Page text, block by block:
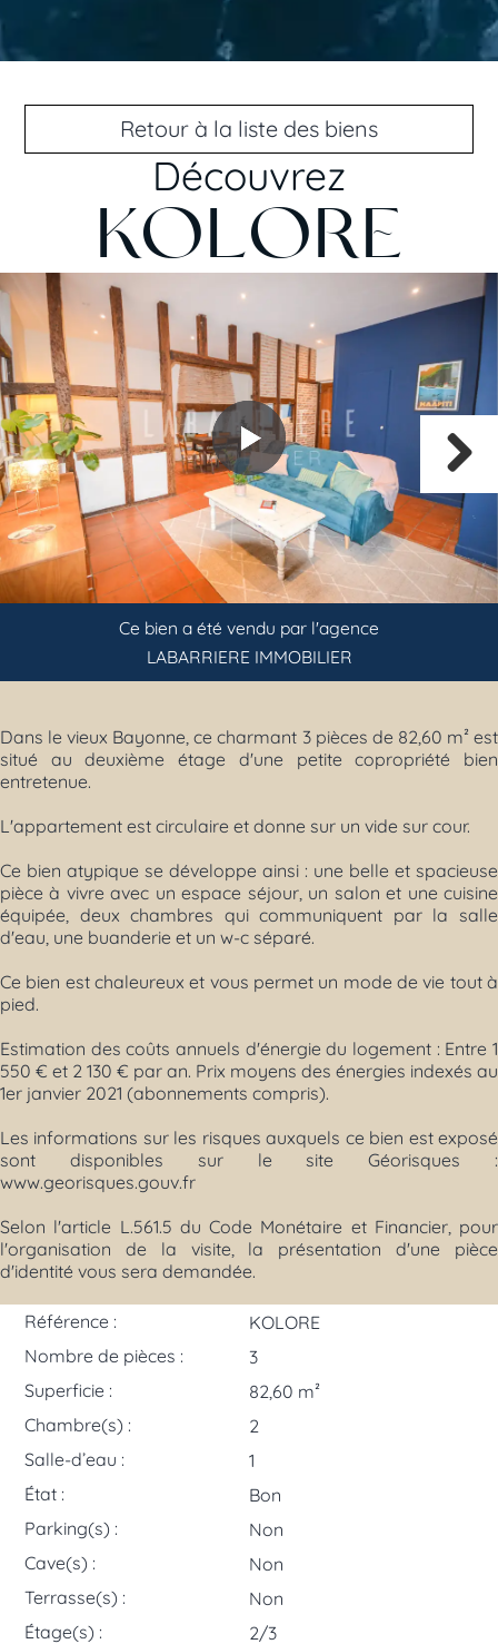
Retour à la liste des biens
Découvrez
KOLORE
Previous Next
Ce bien a été vendu par l'agence
LABARRIERE IMMOBILIER
Dans le vieux Bayonne, ce charmant 3 pièces de 82,60 m² est
situé au deuxième étage d'une petite copropriété bien
entretenue.
L'appartement est circulaire et donne sur un vide sur cour.
Ce bien atypique se développe ainsi : une belle et spacieuse
pièce à vivre avec un espace séjour, un salon et une cuisine
équipée, deux chambres qui communiquent par la salle
d'eau, une buanderie et un w-c séparé.
Ce bien est chaleureux et vous permet un mode de vie tout à
pied.
Estimation des coûts annuels d'énergie du logement : Entre 1
550 € et 2 130 € par an. Prix moyens des énergies indexés au
1er janvier 2021 (abonnements compris).
Les informations sur les risques auxquels ce bien est exposé
sont disponibles sur le site Géorisques :
www.georisques.gouv.fr
Selon l'article L.561.5 du Code Monétaire et Financier, pour
l'organisation de la visite, la présentation d'une pièce
d'identité vous sera demandée.
Référence :
KOLORE
Nombre de pièces :
3
Superficie :
82,60 m²
Chambre(s) :
2
Salle-d’eau :
1
État :
Bon
Parking(s) :
Non
Cave(s) :
Non
Terrasse(s) :
Non
Étage(s) :
2/3